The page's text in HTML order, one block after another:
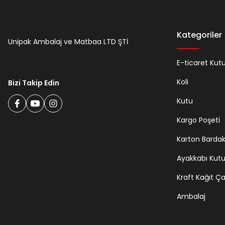
Unipak Ambalaj ve Matbaa LTD ŞTİ
Bizi Takip Edin
Kategoriler
E-ticaret
Koli
Kutu
Kargo Poşeti
Karton Bardak
Ayakkabı
Kraft Kağıt
Ambalaj